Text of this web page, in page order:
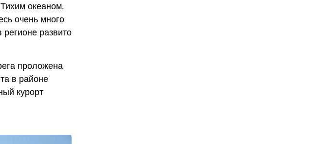
океаном.
очень много
развито
проложена
в районе
курорт